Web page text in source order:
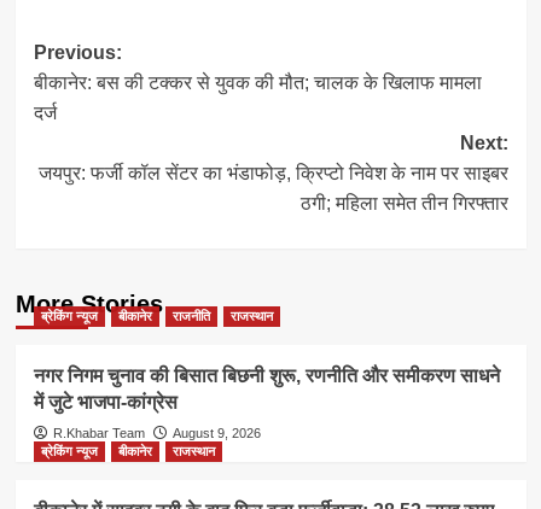
Post
navigation
Previous:
बीकानेर: बस की टक्कर से युवक की मौत; चालक के खिलाफ मामला
दर्ज
Next:
जयपुर: फर्जी कॉल सेंटर का भंडाफोड़, क्रिप्टो निवेश के नाम पर साइबर
ठगी; महिला समेत तीन गिरफ्तार
More Stories
ब्रेकिंग न्यूज बीकानेर राजनीति राजस्थान
नगर निगम चुनाव की बिसात बिछनी शुरू, रणनीति और समीकरण साधने
में जुटे भाजपा-कांग्रेस
R.Khabar Team
August 9, 2026
ब्रेकिंग न्यूज
बीकानेर राजस्थान